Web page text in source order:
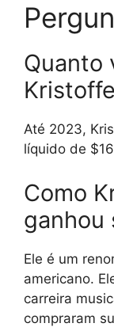
Quanto
Até 2023,
líquido de
Como
ganhou
Ele é um
americano.
carreira
compraram